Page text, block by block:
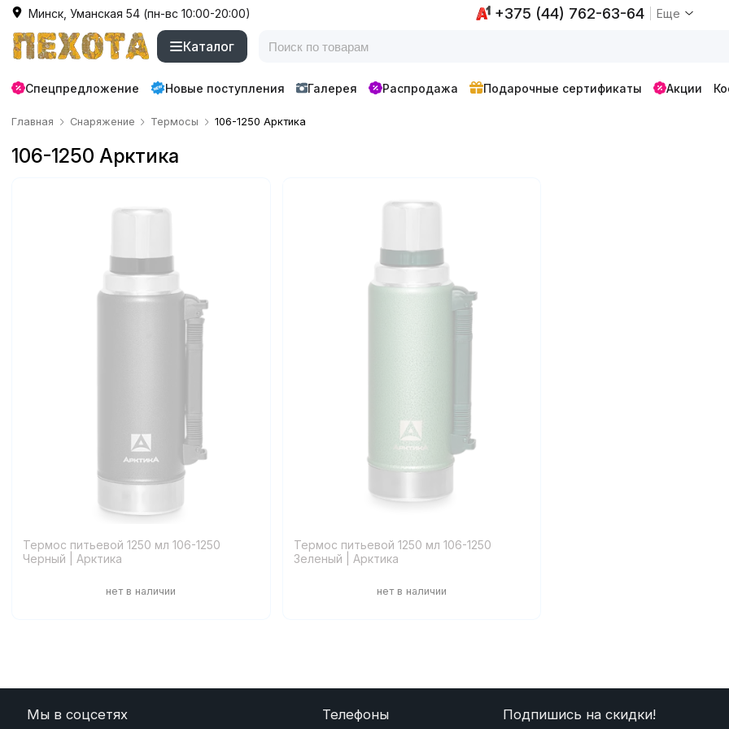
Минск, Уманская 54 (пн-вс 10:00-20:00) +375 (44) 762-63-64 Еще
Каталог
Спецпредложение Новые поступления Галерея Распродажа Подарочные сертификаты Акции
Главная Снаряжение Термосы 106-1250 Арктика
106-1250 Арктика
Термос питьевой 1250 мл 106-1250
Черный | Арктика
Термос питьевой 1250 мл 106-1250
Зеленый | Арктика
Мы в соцсетях Телефоны Подпишись на скидки!